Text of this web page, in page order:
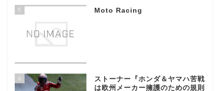
5 Moto Racing
6
ストーナー『ホンダ＆ヤマハ苦戦
は欧州メーカー擁護のための規則